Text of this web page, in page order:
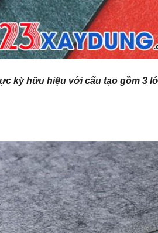
kỳ hữu hiệu với cấu tạo gồm 3